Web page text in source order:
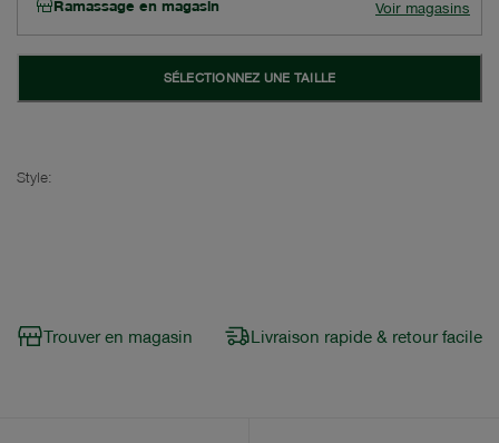
Ramassage en magasin Voir magasins
SÉLECTIONNEZ UNE TAILLE
Style:
Trouver en magasin Livraison rapide & retour facile